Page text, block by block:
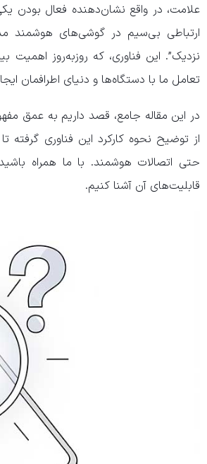
علامت، در واقع نشان‌دهنده فعال بودن
ارتباطی بی‌سیم در گوشی‌های هوشمند
نزدیک”. این فناوری، که روزبه‌روز
تعامل ما با دستگاه‌ها و دنیای اطرافمان
از توضیح نحوه کارکرد این فناوری گرفته
قابلیت‌های آن آشنا کنیم.